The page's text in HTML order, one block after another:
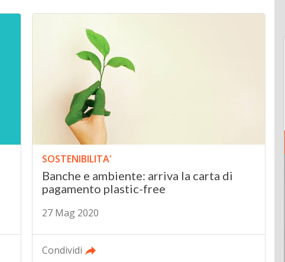
SOSTENIBILITA'
Banche e ambiente: arriva la carta di
pagamento plastic-free
27 Mag 2020
Condividi